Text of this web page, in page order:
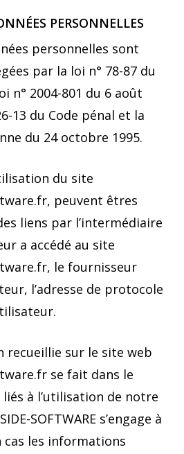
PERSONNELLES
personnelles sont
par la loi n° 78-87 du
n° 2004-801 du 6 août
13 du Code pénal et la
du 24 octobre 1995.
du site
peuvent êtres
liens par l’intermédiaire
a accédé au site
le fournisseur
l’adresse de protocole
sur le site web
se fait dans le
à l’utilisation de notre
SOFTWARE s’engage à
cas les informations